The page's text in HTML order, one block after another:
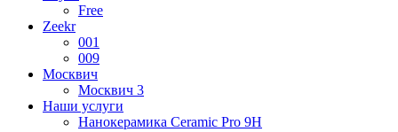
Free
Zeekr
001
009
Москвич
Москвич 3
Наши услуги
Нанокерамика Ceramic Pro 9H